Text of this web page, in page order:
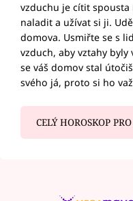
vzduchu je cítit spousta
naladit a užívat si ji.
domova. Usmiřte se s
vzduch, aby vztahy
se váš domov stal
svého já, proto si ho
CELÝ HOROSKOP